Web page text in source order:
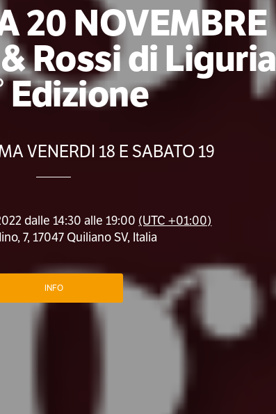
20 NOVEMBRE
Rossi di Liguria
Edizione
VENERDI 18 E SABATO 19
dalle 14:30 alle 19:00 (UTC +01:00)
7, 17047 Quiliano SV, Italia
INFO